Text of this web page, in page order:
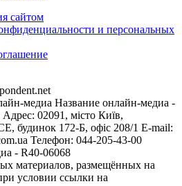
сайтом
и персональных
медиа Название онлайн-медиа -
02091, місто Київ,
172-Б, офіс 208/1 E-mail:
Телефон: 044-205-43-00
- R40-06068
материалов, размещённых на
условии ссылки на